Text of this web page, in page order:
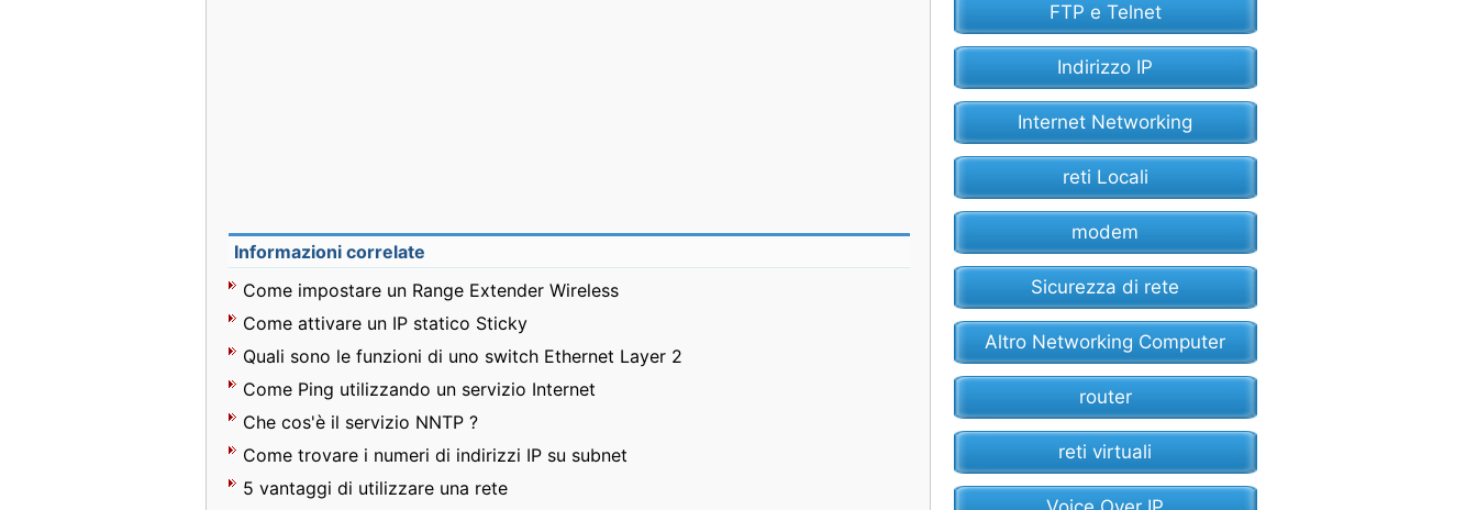
Informazioni correlate
Come impostare un Range Extender Wireless
Come attivare un IP statico Sticky
Quali sono le funzioni di uno switch Ethernet Layer 2
Come Ping utilizzando un servizio Internet
Che cos'è il servizio NNTP ?
Come trovare i numeri di indirizzi IP su subnet
5 vantaggi di utilizzare una rete
FTP e Telnet
Indirizzo IP
Internet Networking
reti Locali
modem
Sicurezza di rete
Altro Networking Computer
router
reti virtuali